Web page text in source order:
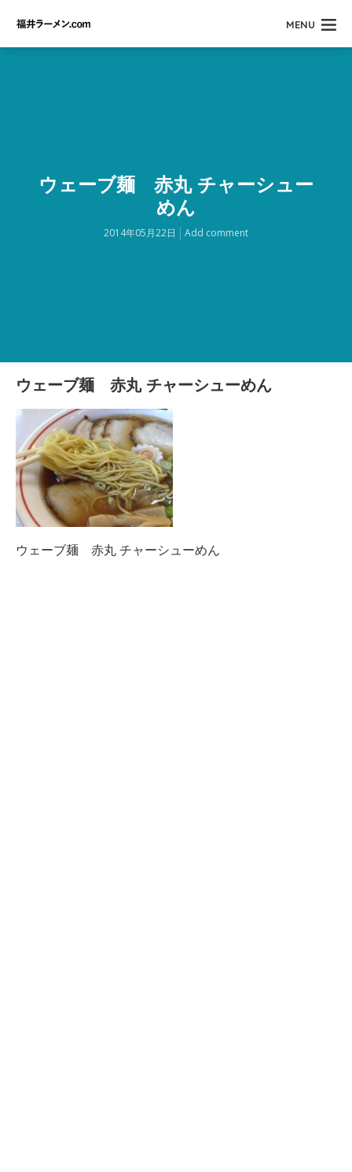
MENU
ウェーブ麺 赤丸 チャーシュー
めん
2014年05月22日 Add comment
ウェーブ麺 赤丸 チャーシューめん
ウェーブ麺 赤丸 チャーシューめん